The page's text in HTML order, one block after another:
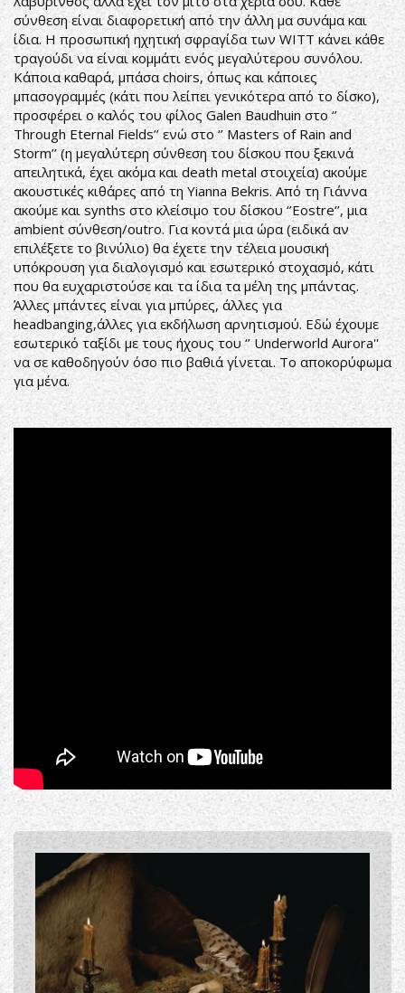
σύνθεση είναι διαφορετική από την άλλη μα συνάμα και
ίδια. Η προσωπική ηχητική σφραγίδα των WITT κάνει κάθε
τραγούδι να είναι κομμάτι ενός μεγαλύτερου συνόλου.
Κάποια καθαρά, μπάσα choirs, όπως και κάποιες
μπασογραμμές (κάτι που λείπει γενικότερα από το δίσκο),
προσφέρει ο καλός του φίλος Galen Baudhuin στο ‘’
Through Eternal Fields’’ ενώ στο ‘’ Masters of Rain and
Storm’’ (η μεγαλύτερη σύνθεση του δίσκου που ξεκινά
απειλητικά, έχει ακόμα και death metal στοιχεία) ακούμε
ακουστικές κιθάρες από τη Yianna Bekris. Από τη Γιάννα
ακούμε και synths στο κλείσιμο του δίσκου ‘’Eostre‘’, μια
ambient σύνθεση/outro. Για κοντά μια ώρα (ειδικά αν
επιλέξετε το βινύλιο) θα έχετε την τέλεια μουσική
υπόκρουση για διαλογισμό και εσωτερικό στοχασμό, κάτι
που θα ευχαριστούσε και τα ίδια τα μέλη της μπάντας.
Άλλες μπάντες είναι για μπύρες, άλλες για
headbanging,άλλες για εκδήλωση αρνητισμού. Εδώ έχουμε
εσωτερικό ταξίδι με τους ήχους του ‘’ Underworld Aurora''
να σε καθοδηγούν όσο πιο βαθιά γίνεται. Το αποκορύφωμα
για μένα.